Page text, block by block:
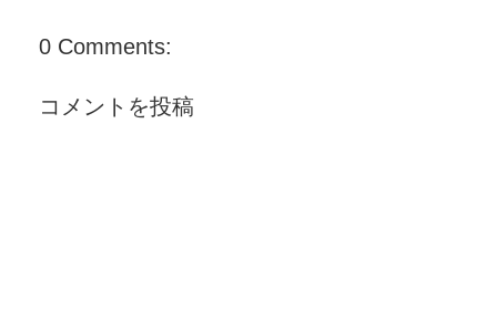
0 Comments:
コメントを投稿